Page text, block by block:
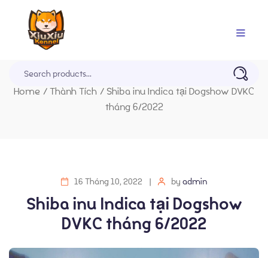
Trang Chủ
Home / Thành Tích / Shiba inu Indica tại Dogshow DVKC
tháng 6/2022
16 Tháng 10, 2022 by admin
Shiba inu Indica tại Dogshow
DVKC tháng 6/2022